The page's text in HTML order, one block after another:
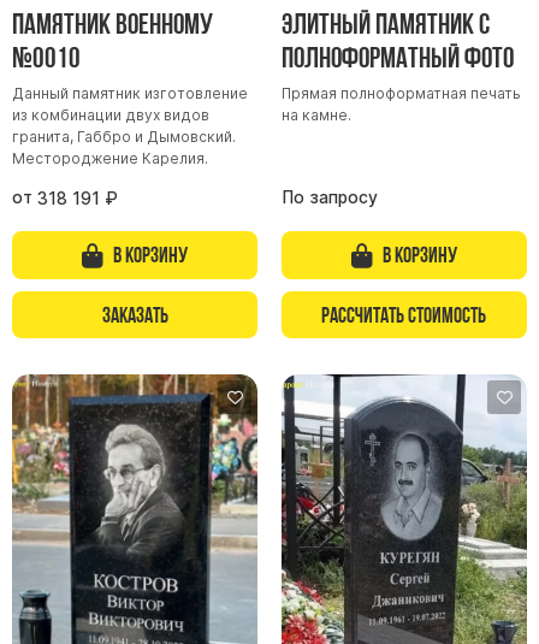
Памятник военному
№0010
Данный памятник изготовление
из комбинации двух видов
гранита, Габбро и Дымовский.
Местороджение Карелия.
от 318 191 ₽
В корзину
Заказать
Элитный памятник с
полноформатный фото
Прямая полноформатная печать
на камне.
По запросу
В корзину
Рассчитать стоимость